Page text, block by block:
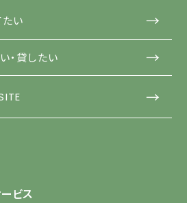
い →
・貸したい →
→
ビス